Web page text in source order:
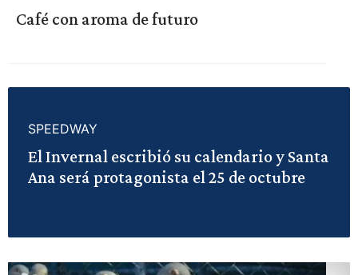
Café con aroma de futuro
SPEEDWAY
El Invernal escribió su calendario y Santa
Ana será protagonista el 25 de octubre